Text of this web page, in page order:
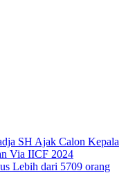
SH Ajak Calon Kepala
Via IICF 2024
Lebih dari 5709 orang